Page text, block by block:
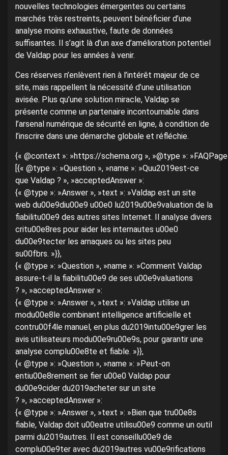
nouvelles technologies émergentes ou certains
marchés très restreints, peuvent bénéficier d’une
analyse moins exhaustive, faute de données
suffisantes. Il s’agit là d’un axe d’amélioration potentiel
de Valdap pour les années à venir.
Ces réserves n’enlèvent rien à l’intérêt majeur de ce
site, mais rappellent la nécessité d’une utilisation
avisée. Plus qu’une solution miracle, Valdap se
présente comme un partenaire incontournable dans
l’arsenal numérique de sécurité en ligne, à condition de
l’inscrire dans une démarche globale et réfléchie.
{« @context »: »https://schema.org », »@type »:
[{« @type »: »Question », »name »: »Quu2019est-ce
que Valdap ? », »acceptedAnswer »:
{« @type »: »Answer », »text »: »Valdap est un site
web du00e9diu00e9 u00e0 lu2019u00e9valuation de la
fiabilitu00e9 des autres sites Internet. Il analyse divers
critu00e8res pour aider les internautes u00e0
du00e9tecter les arnaques ou les sites peu
su00fbrs. »}},
{« @type »: »Question », »name »: »Comment Valdap
assure-t-il la fiabilitu00e9 de ses u00e9valuations
? », »acceptedAnswer »:
{« @type »: »Answer », »text »: »Valdap utilise un
modu00e8le combinant intelligence artificielle et
contru00f4le manuel, en plus du2019intu00e9grer les
avis utilisateurs modu00e9ru00e9s, pour garantir une
analyse complu00e8te et fiable. »}},
{« @type »: »Question », »name »: »Peut-on
entiu00e8rement se fier u00e0 Valdap pour
du00e9cider du2019acheter sur un site
? », »acceptedAnswer »:
{« @type »: »Answer », »text »: »Bien que tru00e8s
fiable, Valdap doit u00eatre utilisu00e9 comme un outil
parmi du2019autres. Il est conseillu00e9 de
complu00e9ter avec du2019autres vu00e9rifications